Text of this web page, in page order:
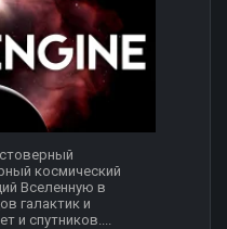
космический
Вселенную в
галактик и
и спутников....